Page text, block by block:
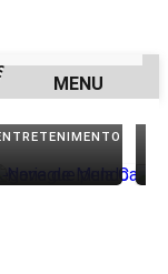
VINDO DO
MENU